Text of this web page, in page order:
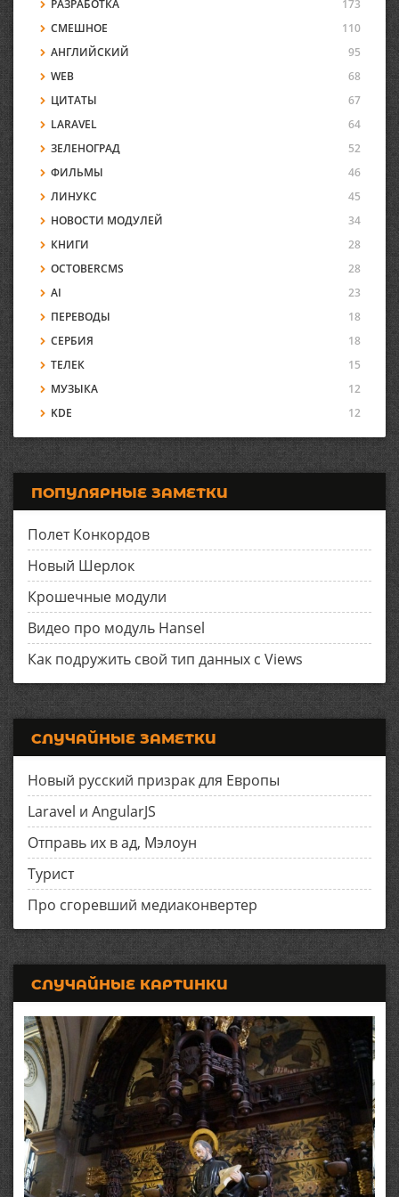
РАЗРАБОТКА
173
СМЕШНОЕ
110
АНГЛИЙСКИЙ
95
WEB
68
ЦИТАТЫ
67
LARAVEL
64
ЗЕЛЕНОГРАД
52
ФИЛЬМЫ
46
ЛИНУКС
45
НОВОСТИ МОДУЛЕЙ
34
КНИГИ
28
OCTOBERCMS
28
AI
23
ПЕРЕВОДЫ
18
СЕРБИЯ
18
ТЕЛЕК
15
МУЗЫКА
12
KDE
12
ПОПУЛЯРНЫЕ ЗАМЕТКИ
Полет Конкордов
Новый Шерлок
Крошечные модули
Видео про модуль Hansel
Как подружить свой тип данных с Views
СЛУЧАЙНЫЕ ЗАМЕТКИ
Новый русский призрак для Европы
Laravel и AngularJS
Отправь их в ад, Мэлоун
Турист
Про сгоревший медиаконвертер
СЛУЧАЙНЫЕ КАРТИНКИ